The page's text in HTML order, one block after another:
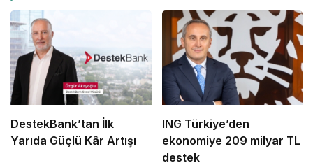
DestekBank’tan İlk
Yarıda Güçlü Kâr Artışı
ING Türkiye’den
ekonomiye 209 milyar TL
destek